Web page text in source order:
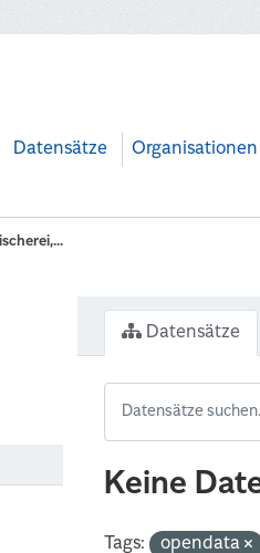
Datensätze Organisationen
Datensätze
Keine
Tags: opendata